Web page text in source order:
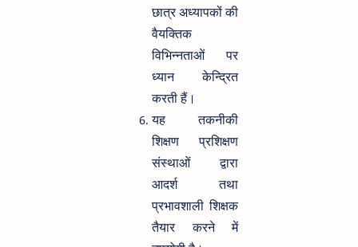
छात्र अध्यापकों की
वैयक्तिक
विभिन्नताओं पर
ध्यान केन्द्रित
करती हैं।
यह तकनीकी
शिक्षण प्रशिक्षण
संस्थाओं द्वारा
आदर्श तथा
प्रभावशाली शिक्षक
तैयार करने में